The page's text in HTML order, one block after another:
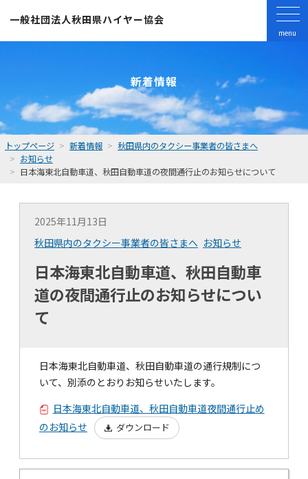
一般社団法人秋田県ハイヤー協会
menu
新着情報
トップページ 新着情報
秋田県内のタクシー事業者の皆さまへ
お知らせ
日本海東北自動車道、秋田自動車道の夜間通行止のお知らせについて
2025年11月13日
秋田県内のタクシー事業者の皆さまへ お知らせ
日本海東北自動車道、秋田自動車
道の夜間通行止のお知らせについ
て
日本海東北自動車道、秋田自動車道の通行規制につ
いて、別添のとおりお知らせいたします。
日本海東北自動車道、秋田自動車道夜間通行止め
のお知らせ
ダウンロード